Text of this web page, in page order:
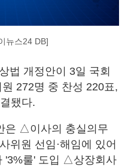
뉴스24 DB]
법 개정안이 3일 국회
272명 중 찬성 220표,
됐다.
은 △이사의 충실의무
원 선임·해임에 있어
'3%룰' 도입 △상장회사